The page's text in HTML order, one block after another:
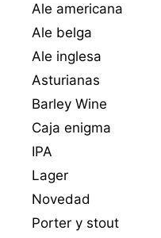
Ale americana
Ale belga
Ale inglesa
Asturianas
Barley Wine
Caja enigma
IPA
Lager
Novedad
Porter y stout